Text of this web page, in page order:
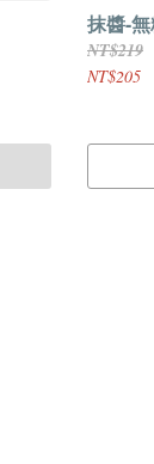
抹醬-
NT$219
NT$205